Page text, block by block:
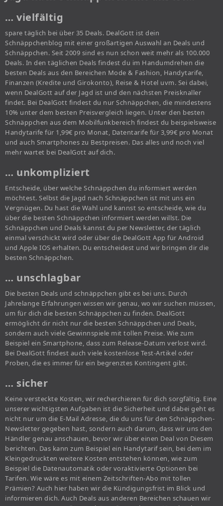
… vielfältig
spare täglich bei über 35 Deals. DealGott ist dein
Schnäppchenblog mit einer großartigen Auswahl an Deals und
Schnäppchen. Seit 2009 sind es nun schon weit mehr als 100.000
Deals. In den täglichen Deals findest du im Handumdrehen die
besten Deals aus den Bereichen Mode & Fashion, Handytarife,
Finanzen (Kredite und Girokonto), Reise & Hotel uvm. Sei dabei,
wenn DealGott auf der Jagd ist und den nächsten Preisknaller
findet. Bei DealGott findest du nur Schnäppchen, die mindestens
10% unter dem besten Preisvergleich liegen. Unter den besten
Schnäppchen aus dem Mobilfunkbereich findest du beispielsweise
Handytarife für 1,99€ pro Monat, Datentarife für 3,99€ pro Monat
und auch Smartphones zu Bestpreisen. Das alles und noch viel
mehr wartet bei DealGott auf dich.
… unkompliziert
Entscheide, über welche Schnäppchen du informiert werden
möchtest. Selbst die Jagd nach Schnäppchen ist mit uns ein
Vergnügen. Du hast die Wahl und kannst so entscheide, wie du
über die besten Schnäppchen informiert werden willst. Die
Schnäppchen und Deals kannst du per Newsletter, der täglich
einmal verschickt wird oder über die DealGott App für Android
und Apple IOS erhalten. Du entscheidest und wir bringen dir die
besten Schnäppchen.
… unschlagbar
Die besten Deals und schnäppchen gibt es bei uns. Durch
Jahrelange Erfahrungen wissen wir genau, wo wir suchen müssen,
um für dich die besten Schnäppchen zu finden. DealGott
ermöglicht dir nicht nur die besten Schnäppchen und Deals,
sondern auch viele Gewinnspiele mit tollen Preise. Wie zum
Beispiel ein Smartphone, dass zum Release-Datum verlost wird.
Bei DealGott findest auch viele kostenlose Test-Artikel oder
Proben, die es immer für ein begrenztes Kontingent gibt.
… sicher
Keine versteckte Kosten, wir recherchieren für dich sorgfältig. Eine
unserer wichtigsten Aufgaben ist die Sicherheit und dabei geht es
nicht nur um die E-Mail Adresse, die du uns für den Schnäppchen-
Newsletter gegeben hast, sondern auch darum, dass wir uns den
Händler genau anschauen, bevor wir über einen Deal von Diesem
berichten. Das kann zum Beispiel ein Handytarif sein, bei dem im
Kleingedruckten weitere Kosten entstehen können, wie zum
Beispiel die Datenautomatik oder voraktivierte Optionen bei
Tarifen. Wie wäre es mit einem Zeitschriften-Abo mit tollen
Prämien? Auch hier haben wir die Kündigungsfrist im Blick und
informieren dich. Auch Deals aus anderen Bereichen schauen wir